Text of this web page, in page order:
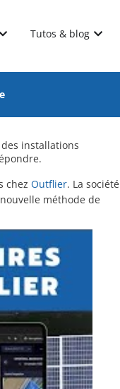
Tutos & blog
installations
chez Outflier. La société
méthode de